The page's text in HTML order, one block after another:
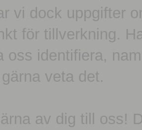
vi dock uppgifter
för tillverkning.
oss identifiera,
veta det.
av dig till oss!